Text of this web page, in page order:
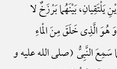
یَلْتَقِیانِ، بَیْنَهُما بَرْزَخٌ لا
الَّذِی خَلَقَ مِنَ الْماءِ
سَمِعَ النَّبِیُّ (صلی الله علیه و